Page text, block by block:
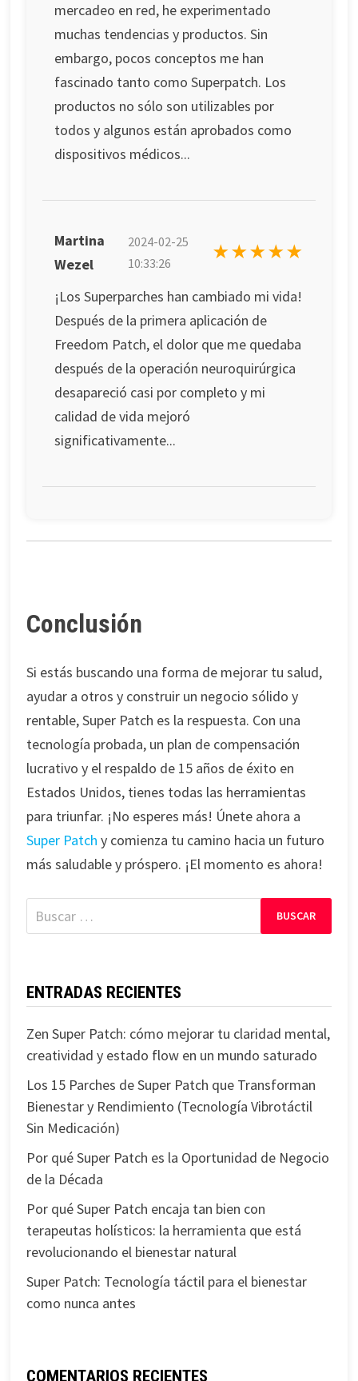
mercadeo en red, he experimentado
muchas tendencias y productos. Sin
embargo, pocos conceptos me han
fascinado tanto como Superpatch. Los
productos no sólo son utilizables por
todos y algunos están aprobados como
dispositivos médicos...
Martina
Wezel
2024-02-25
10:33:26
★★★★★
¡Los Superparches han cambiado mi vida!
Después de la primera aplicación de
Freedom Patch, el dolor que me quedaba
después de la operación neuroquirúrgica
desapareció casi por completo y mi
calidad de vida mejoró
significativamente...
Conclusión
Si estás buscando una forma de mejorar tu salud,
ayudar a otros y construir un negocio sólido y
rentable, Super Patch es la respuesta. Con una
tecnología probada, un plan de compensación
lucrativo y el respaldo de 15 años de éxito en
Estados Unidos, tienes todas las herramientas
para triunfar. ¡No esperes más! Únete ahora a
Super Patch y comienza tu camino hacia un futuro
más saludable y próspero. ¡El momento es ahora!
Buscar:
ENTRADAS RECIENTES
Zen Super Patch: cómo mejorar tu claridad mental,
creatividad y estado flow en un mundo saturado
Los 15 Parches de Super Patch que Transforman
Bienestar y Rendimiento (Tecnología Vibrotáctil
Sin Medicación)
Por qué Super Patch es la Oportunidad de Negocio
de la Década
Por qué Super Patch encaja tan bien con
terapeutas holísticos: la herramienta que está
revolucionando el bienestar natural
Super Patch: Tecnología táctil para el bienestar
como nunca antes
COMENTARIOS RECIENTES